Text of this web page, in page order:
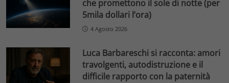
che promettono il sole di notte (per
5mila dollari l’ora)
4 Agosto 2026
Luca Barbareschi si racconta: amori
travolgenti, autodistruzione e il
difficile rapporto con la paternità